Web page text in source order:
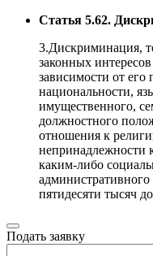
Статья 5.62.
3.Дискриминация,
законных
зависимости от его
национальности,
имущественного,
должностного
отношения к
непринадлежности
каким-либо
пятидесяти тысяч
Подать заявку